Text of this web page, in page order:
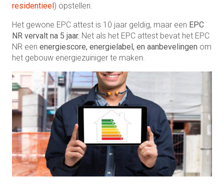
residentieel) opstellen.
Het gewone EPC attest is 10 jaar geldig, maar een EPC
NR vervalt na 5 jaar. Net als het EPC attest bevat het EPC
NR een energiescore, energielabel, en aanbevelingen om
het gebouw energiezuiniger te maken.